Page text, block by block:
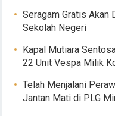
Seragam Gratis Akan
Sekolah Negeri
Kapal Mutiara
22 Unit Vespa Milik
Telah Menjalani
Jantan Mati di PLG